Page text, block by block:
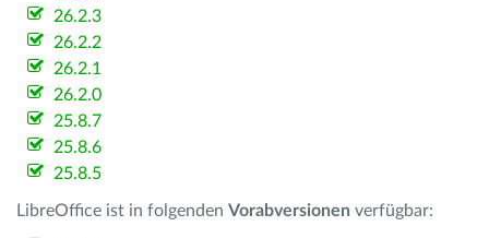
26.2.3
26.2.2
26.2.1
26.2.0
25.8.7
25.8.6
25.8.5
LibreOffice ist in folgenden Vorabversionen verfügbar: